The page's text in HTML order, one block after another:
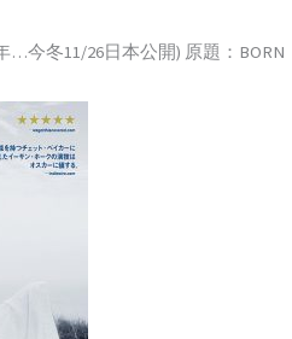
…今冬11/26日本公開) 原題：BORN